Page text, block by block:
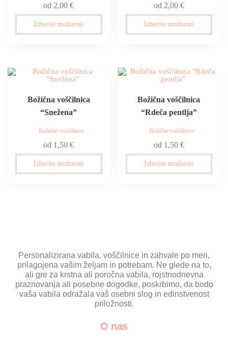
od 2,00€
Izberite možnosti
od 2,00 €
Izberite možnosti
Božična voščilnica
“Snežena”
Božične voščilnice
od 1,50€
Izberite možnosti
Božična voščilnica
“Rdeča pentlja”
Božične voščilnice
od 1,50 €
Izberite možnosti
Personalizirana vabila, voščilnice in zahvale po meri,
prilagojena vašim željam in potrebam. Ne glede na to,
ali gre za krstna ali poročna vabila, rojstnodnevna
praznovanja ali posebne dogodke, poskrbimo, da bodo
vaša vabila odražala vaš osebni slog in edinstvenost
priložnosti.
O nas